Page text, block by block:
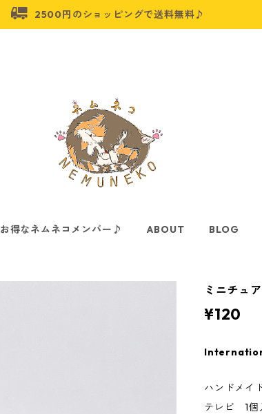
2500円のショッピングで送料無料♪
お得なネムネコメンバー♪ ABOUT BLOG
ミニチュ
¥120
ハンドメ
テレビ 1